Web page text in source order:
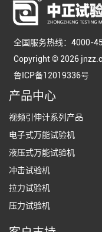
全国服务热线：4000-
Copyright © 2026
鲁ICP备12019336号
产品中心
视频引伸计系列产品
电子式万能试验机
液压式万能试验机
冲击试验机
拉力试验机
压力试验机